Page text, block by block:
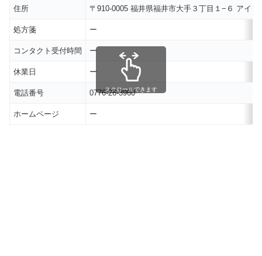
住所 〒910-0005 福井県福井市大手３丁目１−６ アイ
処方箋 ー
コンタクト受付時間 ー
休業日 ー
電話番号 0776-26-3960
ホームページ ー
スクロールできます